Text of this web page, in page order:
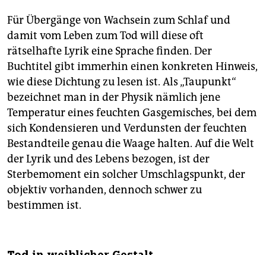
Für Übergänge von Wachsein zum Schlaf und
damit vom Leben zum Tod will diese oft
rätselhafte Lyrik eine Sprache finden. Der
Buchtitel gibt immerhin einen konkreten Hinweis,
wie diese Dichtung zu lesen ist. Als „Taupunkt“
bezeichnet man in der Physik nämlich jene
Temperatur eines feuchten Gasgemisches, bei dem
sich Kondensieren und Verdunsten der feuchten
Bestandteile genau die Waage halten. Auf die Welt
der Lyrik und des Lebens bezogen, ist der
Sterbemoment ein solcher Umschlagspunkt, der
objektiv vorhanden, dennoch schwer zu
bestimmen ist.